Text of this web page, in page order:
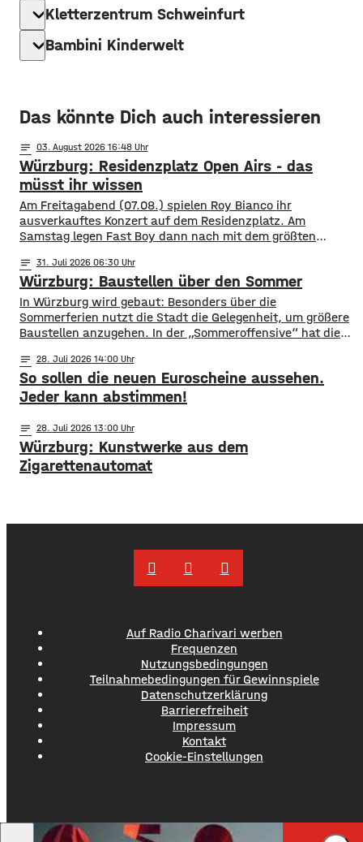
expand_moreKletterzentrum Schweinfurt
expand_moreBambini Kinderwelt
Das könnte Dich auch interessieren
notes 03. August 2026 16:48
Würzburg: Residenzplatz Open Airs - das
müsst ihr wissen
Am Freitagabend (07.08.) spielen Roy Bianco ihr
ausverkauftes Konzert auf dem Residenzplatz. Am
Samstag legen Fast Boy dann nach mit dem größten
Konzertwochenende wissen müsst, gibt es hier.
Straßensperrungen: vom 07.08. 6 Uhr bis 09.08. 5 Uhr
Rennweg vollständig gesperrt Balthasar-Neumann-
Promenade zwischen den Einmündungen Neubau- und
Theaterstraße
notes 31. Juli 2026 06:30
Würzburg: Baustellen über den Sommer
​​In Würzburg wird gebaut: Besonders über die
Sommerferien nutzt die Stadt die Gelegenheit, um größere
Baustellen anzugehen. In der „Sommeroffensive“ hat die
anderem die Sperrung der B27-Brücke bekanntgegeben.
Eine Übersicht über alle aktuellen Baustellen findet ihr
hier. ​Sperrung B27-Brücke ​Eine der größten
Einschränkungen wird für Autofahrer die Sperrung der B27-
Brücke über
notes 28. Juli 2026 14:00
So sollen die neuen Euroscheine aussehen.
Jeder kann abstimmen!
notes 28. Juli 2026 13:00
Würzburg: Kunstwerke aus dem
Zigarettenautomat
Auf Radio Charivari werben
Frequenzen
Nutzungsbedingungen
Teilnahmebedingungen für Gewinnspiele
Datenschutzerklärung
Barrierefreiheit
Impressum
Kontakt
Cookie-Einstellungen